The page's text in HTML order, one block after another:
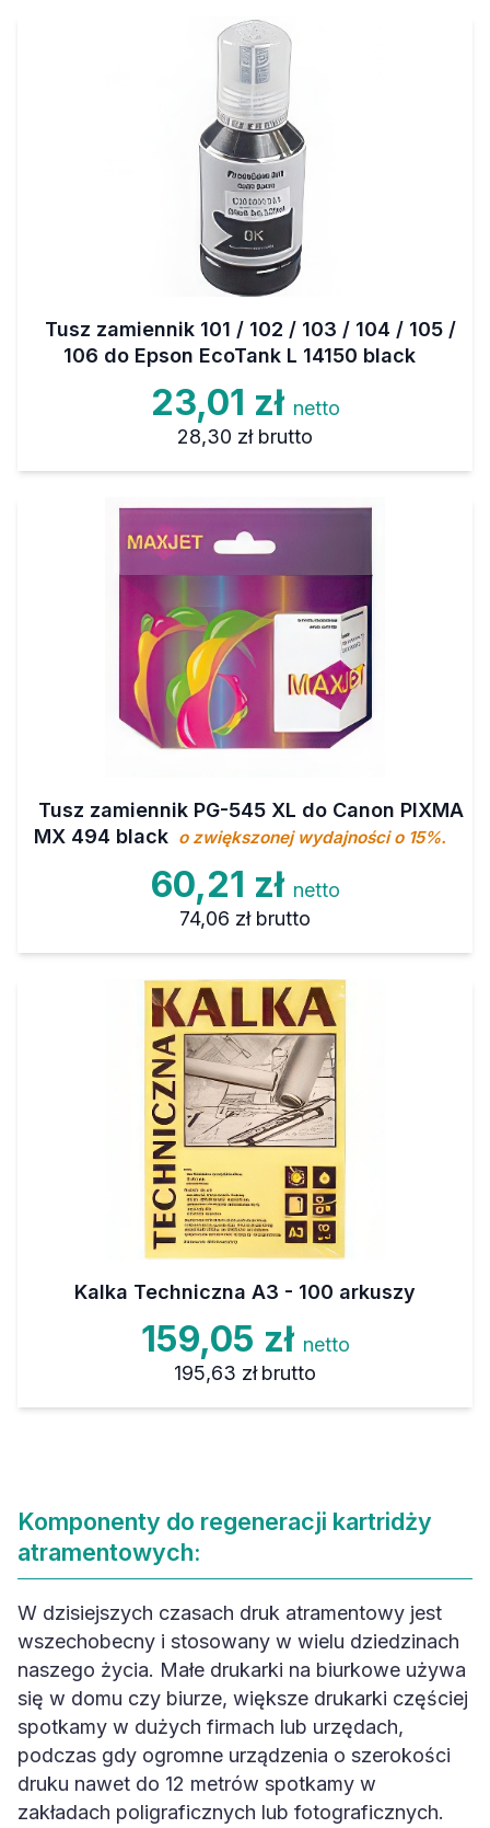
Tusz zamiennik 101 / 102 / 103 / 104 / 105 /
106 do Epson EcoTank L 14150 black
23,01 zł netto
28,30 zł brutto
Tusz zamiennik PG-545 XL do Canon PIXMA
MX 494 black o zwiększonej wydajności o 15%.
60,21 zł netto
74,06 zł brutto
Kalka Techniczna A3 - 100 arkuszy
159,05 zł netto
195,63 zł brutto
Komponenty do regeneracji kartridży
atramentowych:
W dzisiejszych czasach druk atramentowy jest
wszechobecny i stosowany w wielu dziedzinach
naszego życia. Małe drukarki na biurkowe używa
się w domu czy biurze, większe drukarki częściej
spotkamy w dużych firmach lub urzędach,
podczas gdy ogromne urządzenia o szerokości
druku nawet do 12 metrów spotkamy w
zakładach poligraficznych lub fotograficznych.